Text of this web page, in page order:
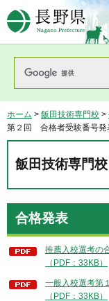
長
ホーム > 飯田技術専門校 >
第２回 合格者受験番号発
飯田技術専門校
合格発表
推薦入校選考の
（PDF：33KB）
一般入校選考第
（PDF：33KB）